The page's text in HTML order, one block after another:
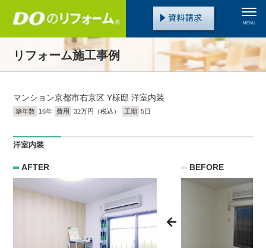
MENU
リフォーム施工事例
マンション京都市右京区 Y様邸 洋室内装
築年数 16年 費用 32万円（税込） 工期 5日
洋室内装
BEFORE
AFTER